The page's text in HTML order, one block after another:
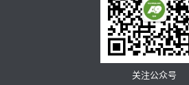
关注公众号